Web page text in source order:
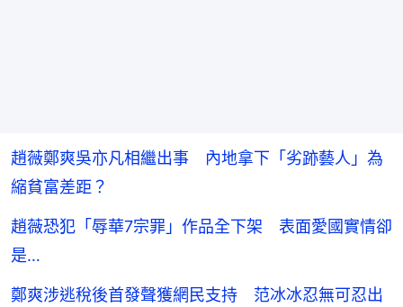
趙薇鄭爽吳亦凡相繼出事 內地拿下「劣跡藝人」為
縮貧富差距？
趙薇恐犯「辱華7宗罪」作品全下架 表面愛國實情卻
是…
鄭爽涉逃稅後首發聲獲網民支持 范冰冰忍無可忍出